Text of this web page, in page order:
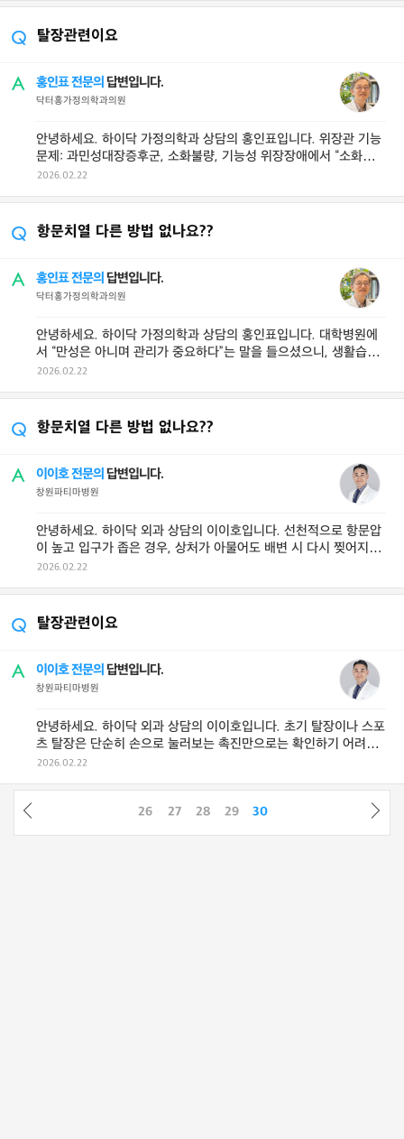
탈장관련이요
홍인표 전문의 답변입니다.
닥터홍가정의학과의원
안녕하세요. 하이닥 가정의학과 상담의 홍인표입니다. 위장관 기능
문제: 과민성대장증후군, 소화불량, 기능성 위장장애에서 “소화가
안 되는 듯한 답답 ...
2026.02.22
항문치열 다른 방법 없나요??
홍인표 전문의 답변입니다.
닥터홍가정의학과의원
안녕하세요. 하이닥 가정의학과 상담의 홍인표입니다. 대학병원에
서 “만성은 아니며 관리가 중요하다”는 말을 들으셨으니, 생활습관
관리 + ...
2026.02.22
항문치열 다른 방법 없나요??
이이호 전문의 답변입니다.
창원파티마병원
안녕하세요. 하이닥 외과 상담의 이이호입니다. 선천적으로 항문압
이 높고 입구가 좁은 경우, 상처가 아물어도 배변 시 다시 찢어지는
악순환이 반복되므로 **& ...
2026.02.22
탈장관련이요
이이호 전문의 답변입니다.
창원파티마병원
안녕하세요. 하이닥 외과 상담의 이이호입니다. 초기 탈장이나 스포
츠 탈장은 단순히 손으로 눌러보는 촉진만으로는 확인하기 어려우
며, 복압을 높인 상태에서 시행 ...
2026.02.22
26 27 28 29 30